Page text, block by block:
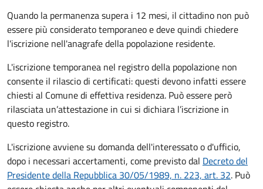
Quando la permanenza supera i 12 mesi, il cittadino non può
essere più considerato temporaneo e deve quindi chiedere
l'iscrizione nell'anagrafe della popolazione residente.
L'iscrizione temporanea nel registro della popolazione non
consente il rilascio di certificati: questi devono infatti essere
chiesti al Comune di effettiva residenza. Può essere però
rilasciata un’attestazione in cui si dichiara l’iscrizione in
questo registro.
L'iscrizione avviene su domanda dell'interessato o d'ufficio,
dopo i necessari accertamenti, come previsto dal Decreto del
Presidente della Repubblica 30/05/1989, n. 223, art. 32. Può